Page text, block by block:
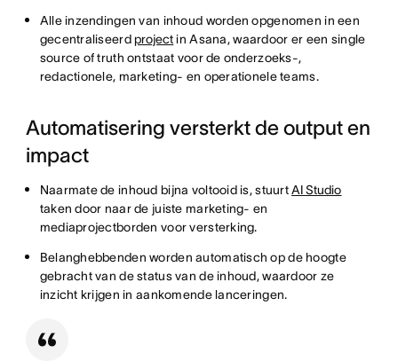
Alle inzendingen van inhoud worden opgenomen in een
gecentraliseerdprojectin Asana, waardoor er een single
source of truth ontstaat voor de onderzoeks-,
redactionele, marketing- en operationele teams.
Automatisering versterkt de output en
impact
Naarmate de inhoud bijna voltooid is, stuurtAI Studio
taken door naar de juiste marketing- en
mediaprojectborden voor versterking.
Belanghebbenden worden automatisch op de hoogte
gebracht van de status van de inhoud, waardoor ze
inzicht krijgen in aankomende lanceringen.